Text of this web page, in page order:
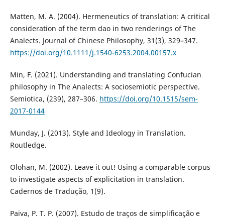
Matten, M. A. (2004). Hermeneutics of translation: A critical
consideration of the term dao in two renderings of The
Analects. Journal of Chinese Philosophy, 31(3), 329–347.
https://doi.org/10.1111/j.1540-6253.2004.00157.x
Min, F. (2021). Understanding and translating Confucian
philosophy in The Analects: A sociosemiotic perspective.
Semiotica, (239), 287–306. https://doi.org/10.1515/sem-
2017-0144
Munday, J. (2013). Style and Ideology in Translation.
Routledge.
Olohan, M. (2002). Leave it out! Using a comparable corpus
to investigate aspects of explicitation in translation.
Cadernos de Tradução, 1(9).
Paiva, P. T. P. (2007). Estudo de traços de simplificação e